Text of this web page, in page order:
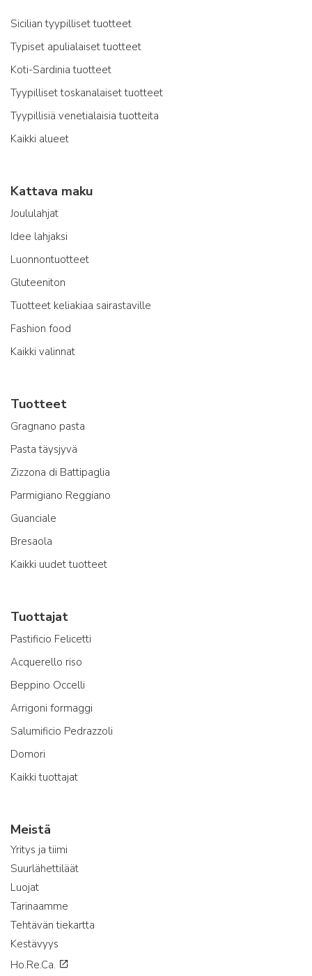
Sicilian tyypilliset tuotteet
Typiset apulialaiset tuotteet
Koti-Sardinia tuotteet
Tyypilliset toskanalaiset tuotteet
Tyypillisiä venetialaisia tuotteita
Kaikki alueet
Kattava maku
Joululahjat
Idee lahjaksi
Luonnontuotteet
Gluteeniton
Tuotteet keliakiaa sairastaville
Fashion food
Kaikki valinnat
Tuotteet
Gragnano pasta
Pasta täysjyvä
Zizzona di Battipaglia
Parmigiano Reggiano
Guanciale
Bresaola
Kaikki uudet tuotteet
Tuottajat
Pastificio Felicetti
Acquerello riso
Beppino Occelli
Arrigoni formaggi
Salumificio Pedrazzoli
Domori
Kaikki tuottajat
Meistä
Yritys ja tiimi
Suurlähettiläät
Luojat
Tarinaamme
Tehtävän tiekartta
Kestävyys
Ho.Re.Ca.